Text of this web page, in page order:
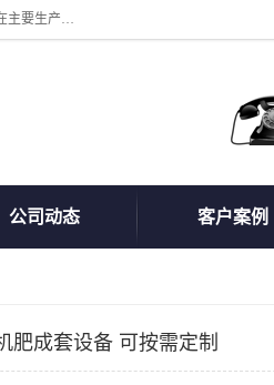
诸城汇泽机械有限公司是一家高新技术设备制造企业。公司坚持以高技术和，高服务于用户，以的环保机械制造设备赢的用户的信赖。现在主要生产死亡畜禽无害化处理和立式和卧式有机肥设备，搅拌机，烘干机，高温发酵机等。污水处理设备，固液分离机。气浮机，化制机等。公司秉承品质，用户至上，科技创新的经营理。
公司动态 客户案例
肥成套设备 可按需定制